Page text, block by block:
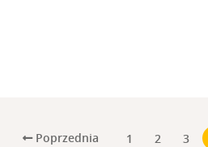
Poprzednia 1 2 3